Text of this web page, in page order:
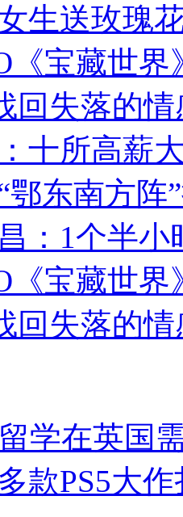
生送玫瑰
《宝藏世界
回失落的
十所高薪
鄂东南方阵
：1个半
《宝藏世界
回失落的
学在英国
款PS5大